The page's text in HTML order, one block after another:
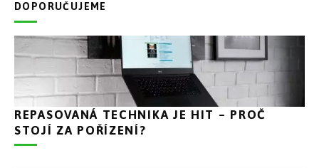
DOPORUČUJEME
REPASOVANÁ TECHNIKA JE HIT – PROČ
STOJÍ ZA POŘÍZENÍ?